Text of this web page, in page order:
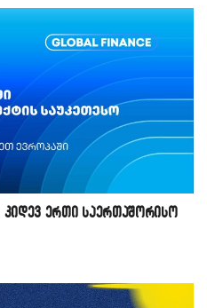
კიდევ ერთი საერთაშორისო